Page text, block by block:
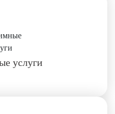
услуги